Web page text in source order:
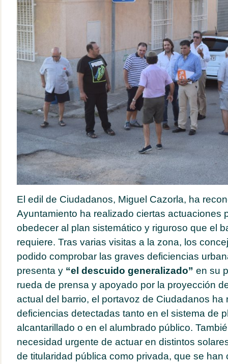
El edil de Ciudadanos, Miguel Cazorla, ha
Ayuntamiento ha realizado ciertas actuaciones
obedecer al plan sistemático y riguroso que el
requiere. Tras varias visitas a la zona, los
podido comprobar las graves deficiencias
presenta y “el descuido generalizado” en su
rueda de prensa y apoyado por la proyección
actual del barrio, el portavoz de Ciudadanos ha
deficiencias detectadas tanto en el sistema de
alcantarillado o en el alumbrado público.
necesidad urgente de actuar en distintos
de titularidad pública como privada, que se han